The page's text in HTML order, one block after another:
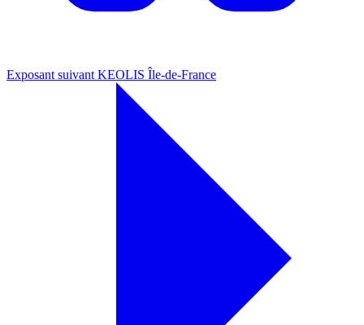
Exposant suivant KEOLIS Île-de-France